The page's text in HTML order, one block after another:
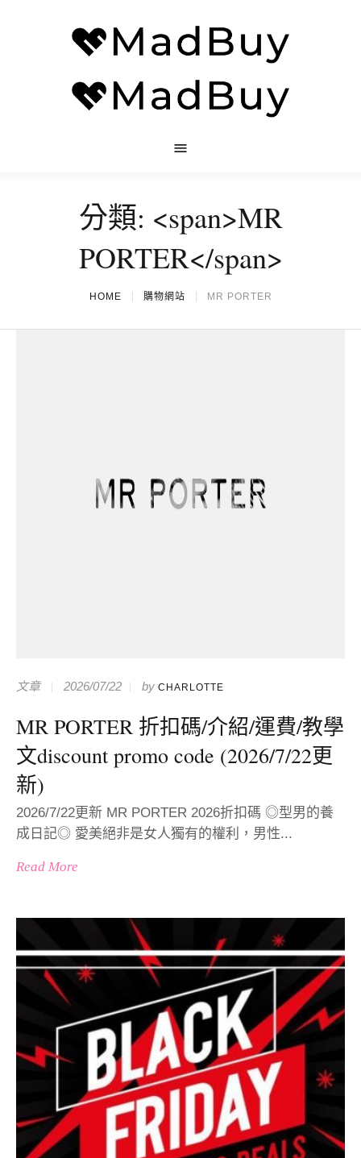
分類: <span>MR
PORTER</span>
HOME 購物網站 MR PORTER
文章 2026/07/22 by CHARLOTTE
MR PORTER 折扣碼/介紹/運費/教學
文discount promo code (2026/7/22更
新)
2026/7/22更新 MR PORTER 2026折扣碼 ◎型男的養
成日記◎ 愛美絕非是女人獨有的權利，男性...
Read More